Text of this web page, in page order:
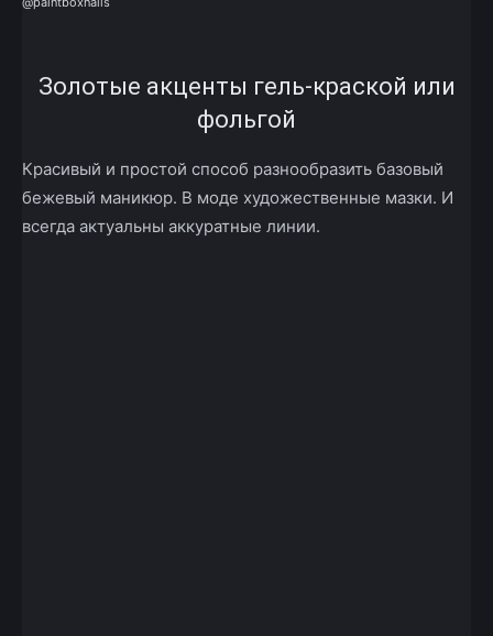
Золотые акценты гель-краской или
фольгой
Красивый и простой способ разнообразить базовый
бежевый маникюр. В моде художественные мазки. И
всегда актуальны аккуратные линии.